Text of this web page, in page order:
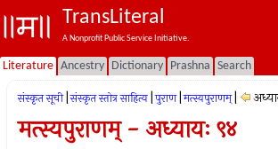
TransLiteral
A Nonprofit Public Service Initiative.
Literature Ancestry Dictionary Prashna Search
संस्कृत सूची संस्कृत स्तोत्र साहित्य पुराण मत्स्यपुराणम्‌
मत्स्यपुराणम् - अध्यायः ९४